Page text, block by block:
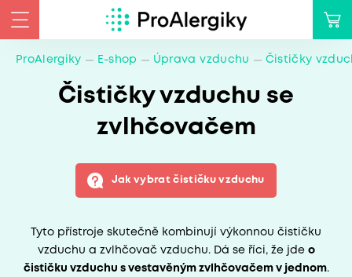
ProAlergiky E-shop Úprava vzduchu Čističky
Čističky vzduchu se
zvlhčovačem
Jak vybrat čističku vzduchu
Tyto přístroje skutečně kombinují výkonnou čističku
vzduchu a zvlhčovač vzduchu. Dá se říci, že jde o
čističku vzduchu s vestavěným zvlhčovačem v jednom.